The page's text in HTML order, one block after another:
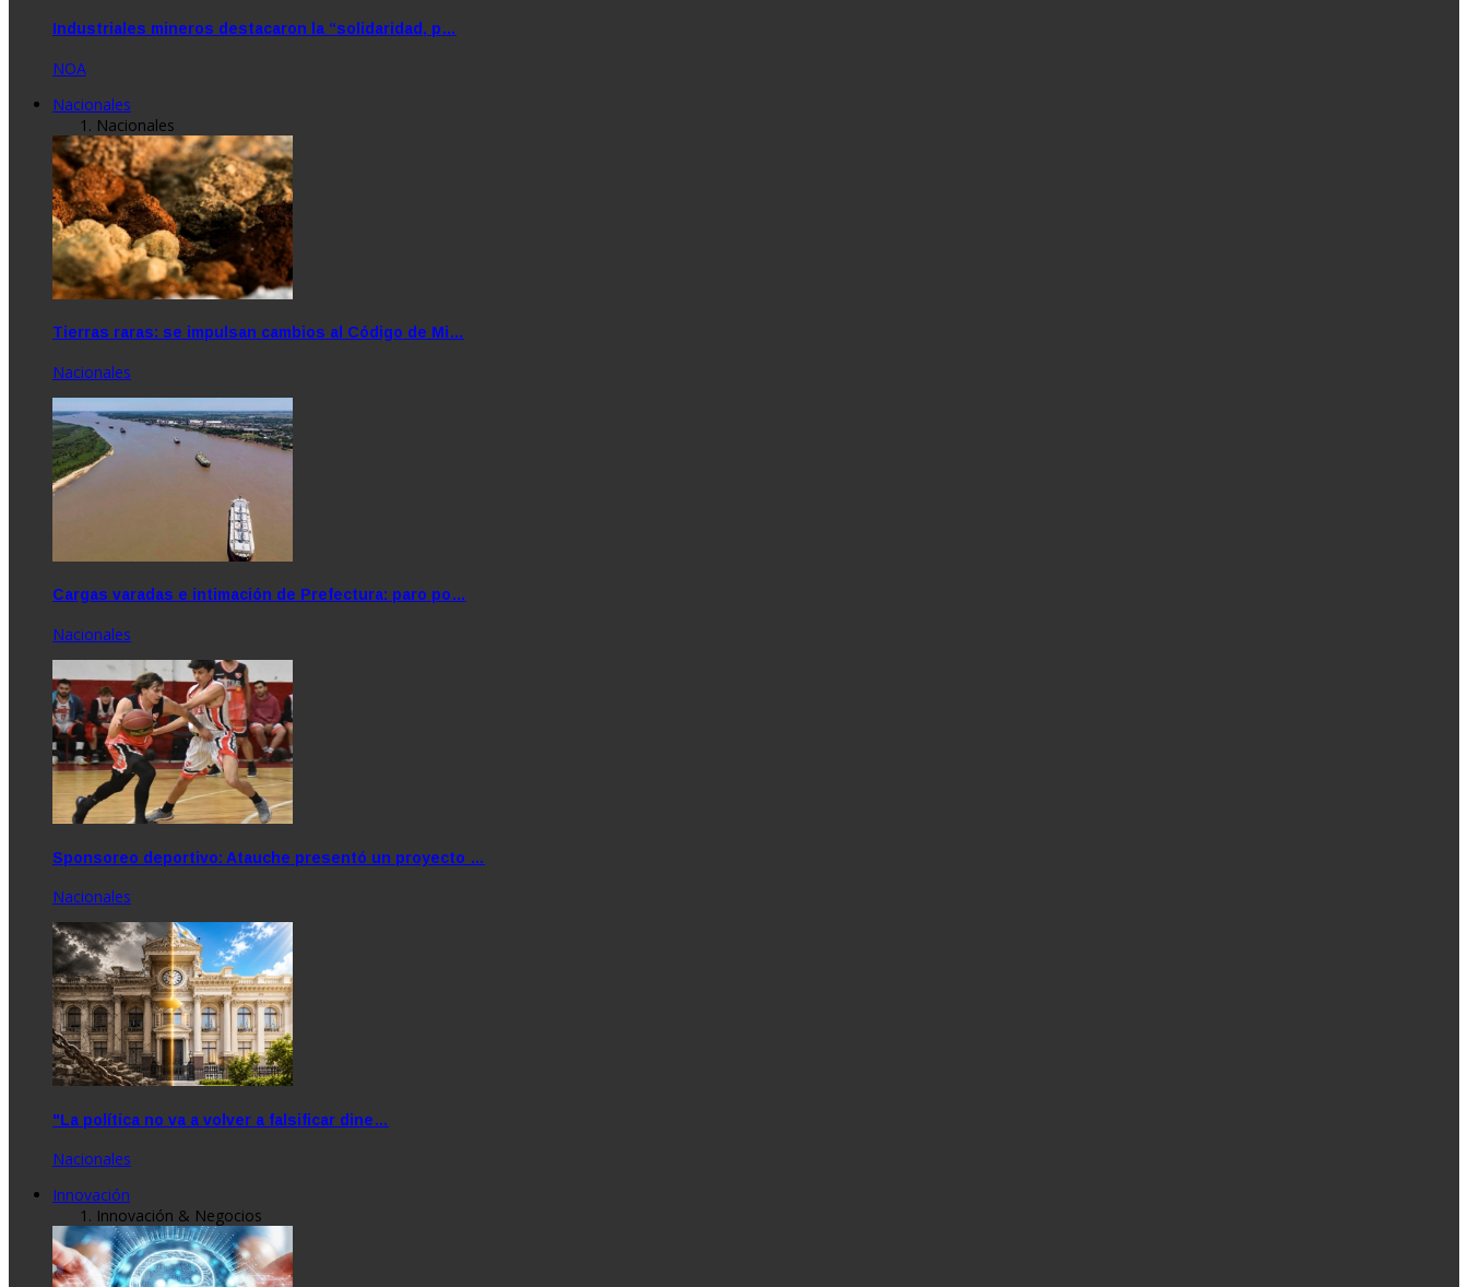
Industriales mineros destacaron la “solidaridad, p…
NOA
Nacionales
Nacionales
Tierras raras: se impulsan cambios al Código de Mi…
Nacionales
Cargas varadas e intimación de Prefectura: paro po…
Nacionales
Sponsoreo deportivo: Atauche presentó un proyecto …
Nacionales
"La política no va a volver a falsificar dine…
Nacionales
Innovación
Innovación & Negocios